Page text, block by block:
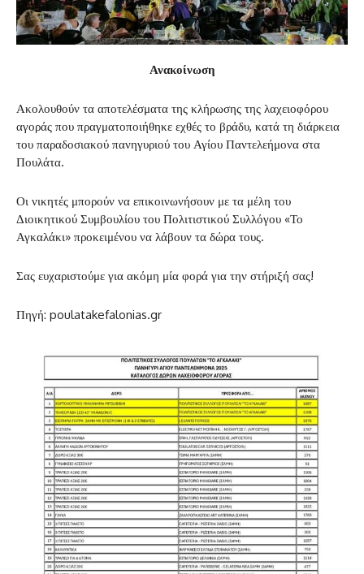
Ανακοίνωση
Ακολουθούν τα αποτελέσματα της κλήρωσης της λαχειοφόρου
αγοράς που πραγματοποιήθηκε εχθές το βράδυ, κατά τη διάρκεια
του παραδοσιακού πανηγυριού του Αγίου Παντελεήμονα στα
Πουλάτα.
Οι νικητές μπορούν να επικοινωνήσουν με τα μέλη του
Διοικητικού Συμβουλίου του Πολιτιστικού Συλλόγου «Το
Αγκαλάκι» προκειμένου να λάβουν τα δώρα τους.
Σας ευχαριστούμε για ακόμη μία φορά για την στήριξή σας!
Πηγή: poulatakefalonias.gr